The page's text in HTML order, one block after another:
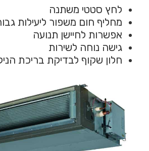
לחץ סטטי משתנה
מחליף חום משפור ליעילות
אפשרות לחיישן תנועה
גישה נוחה לשירות
חלון שקוף לבדיקת בריכת